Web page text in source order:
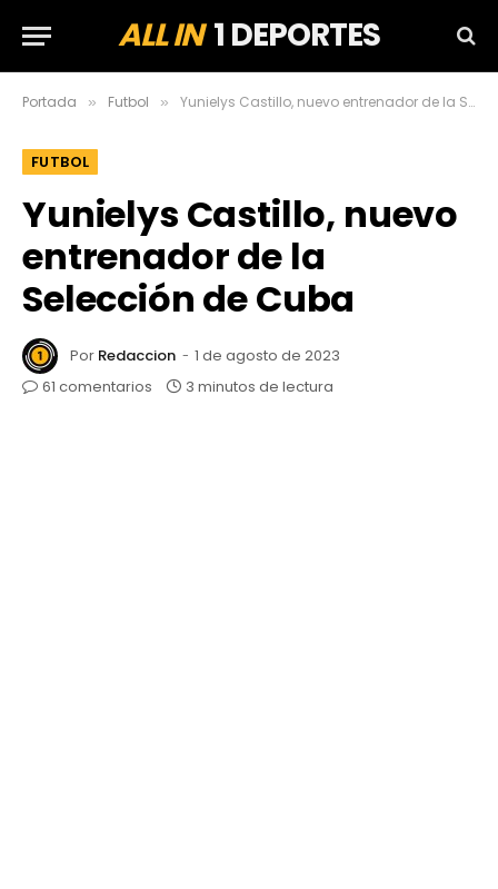
ALL IN1 DEPORTES
Portada » Futbol » Yunielys Castillo, nuevo entrenador de la Selección de Cuba
FUTBOL
Yunielys Castillo, nuevo
entrenador de la
Selección de Cuba
Por Redaccion
1 de agosto de 2023
61 comentarios
3 minutos de lectura